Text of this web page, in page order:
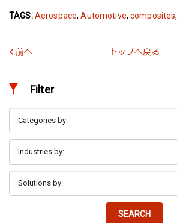
TAGS:Aerospace,Automotive,composites,
前へ トップへ戻る
Filter
SEARCH